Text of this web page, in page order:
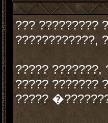
??? ?????????
????????????,
????? ???????,
????? ???????
?????